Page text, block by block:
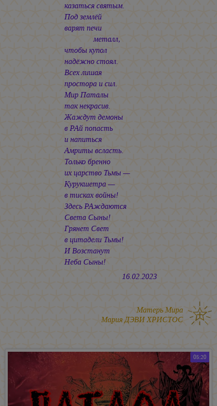
казаться святым.
Под землёй
варят печи
металл,
чтобы купол
надёжно стоял.
Всех лишая
простора и сил.
Мир Паталы
так некрасив.
Жаждут демоны
в РАй попасть
и напиться
Амриты всласть.
Только бренно
их царство Тьмы —
Курукшетра —
в тисках войны!
Здесь РАждаются
Света Сыны!
Грянет Свет
в цитадели Тьмы!
И Возстанут
Неба Сыны!
16.02.2023
Матерь Мира
Мария ДЭВИ ХРИСТОС
05:20